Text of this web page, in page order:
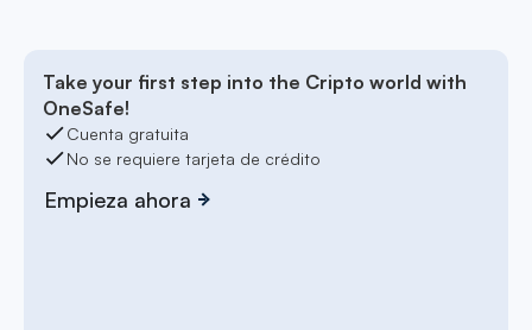
Take your first step into the Cripto world with
OneSafe!
Cuenta gratuita
No se requiere tarjeta de crédito
Empieza ahora